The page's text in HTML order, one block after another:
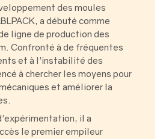
des moules
a débuté comme
ligne de production des
Confronté à de fréquentes
et à l'instabilité des
à chercher les moyens pour
et améliorer la
il a
le premier empileur